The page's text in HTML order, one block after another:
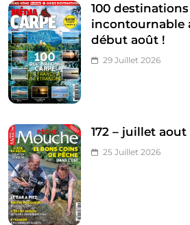
100
incontournable
début août !
29 Juillet 2026
172 – juillet
25 Juillet 2026